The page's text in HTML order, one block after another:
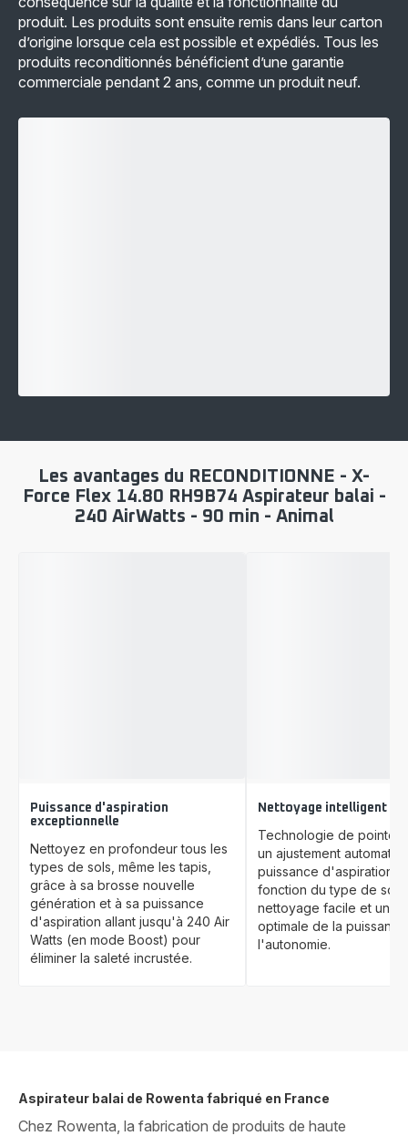
produit. Les produits sont ensuite remis dans leur carton
d’origine lorsque cela est possible et expédiés. Tous les
produits reconditionnés bénéficient d’une garantie
commerciale pendant 2 ans, comme un produit neuf.
Les avantages du RECONDITIONNE - X-
Force Flex 14.80 RH9B74 Aspirateur balai -
240 AirWatts - 90 min - Animal
Puissance d'aspiration
exceptionnelle
Nettoyez en profondeur tous les
types de sols, même les tapis,
grâce à sa brosse nouvelle
génération et à sa puissance
d'aspiration allant jusqu'à 240 Air
Watts (en mode Boost) pour
éliminer la saleté incrustée.
Nettoyage intelligent
Technologie de pointe
un ajustement
puissance d'aspiration
fonction du type de sol
nettoyage facile et une
optimale de la
l'autonomie.
Aspirateur balai de Rowenta fabriqué en France
Chez Rowenta, la fabrication de produits de haute